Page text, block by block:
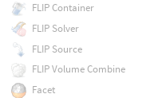
FLIP Container
FLIP Solver
FLIP Source
FLIP Volume Combine
Facet